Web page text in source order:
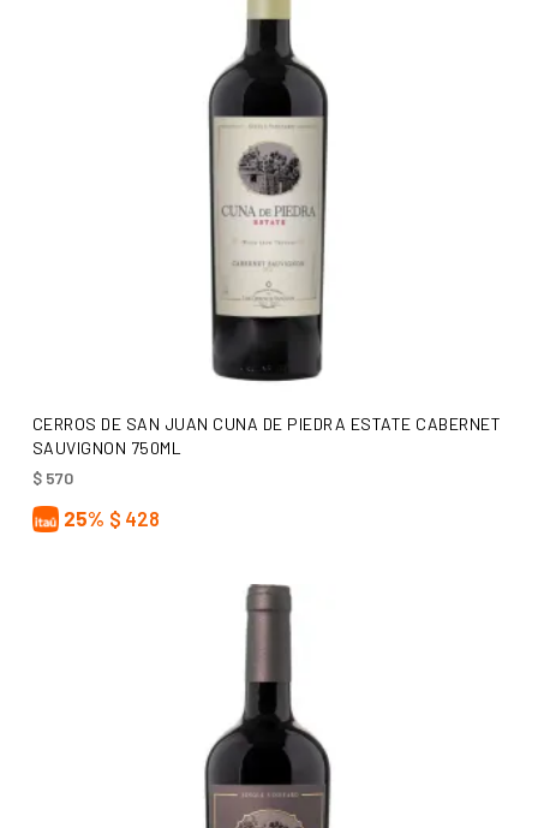
AÑADIR AL CARRITO
CERROS DE SAN JUAN CUNA DE PIEDRA ESTATE CABERNET
SAUVIGNON 750ML
$570
25% $ 428